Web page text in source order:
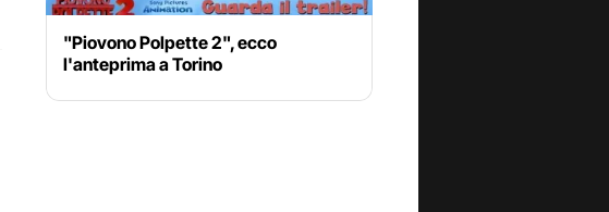
"Piovono Polpette 2", ecco
l'anteprima a Torino